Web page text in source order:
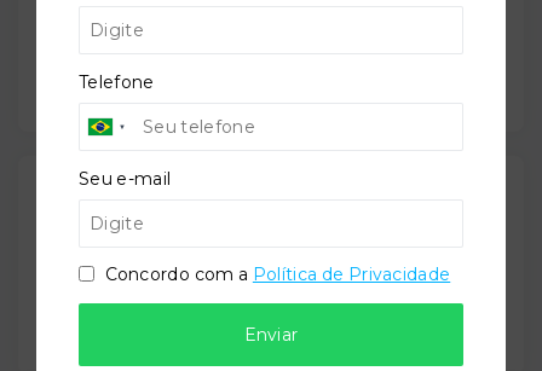
Gostou do imóvel?
Salve ele nos seus favoritos ou então compartilhe
com alguém no WhatsApp:
Telefone
Seu e-mail
Concordo com a Política de Privacidade
Enviar